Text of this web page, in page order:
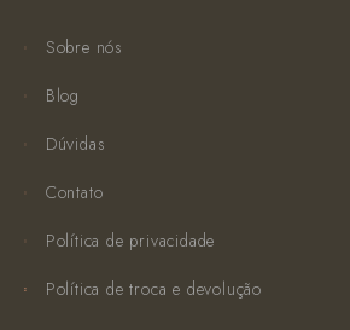
Sobre nós
Blog
Dúvidas
Contato
Política de privacidade
Política de troca e devolução